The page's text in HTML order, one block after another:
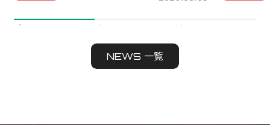
NEWS 一覧